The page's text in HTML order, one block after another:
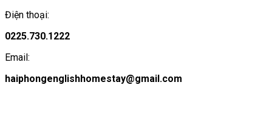
Điện thoại:
0225.730.1222
Email:
haiphongenglishhomestay@gmail.com